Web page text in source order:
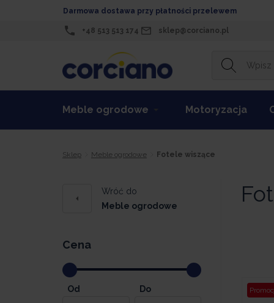
Darmowa dostawa przy płatności przelewem
+48 513 513 174 sklep@corciano.pl
Meble ogrodowe Motoryzacja
Sklep Meble ogrodowe Fotele wiszące
Wróć do
Meble ogrodowe
Cena
Od Do